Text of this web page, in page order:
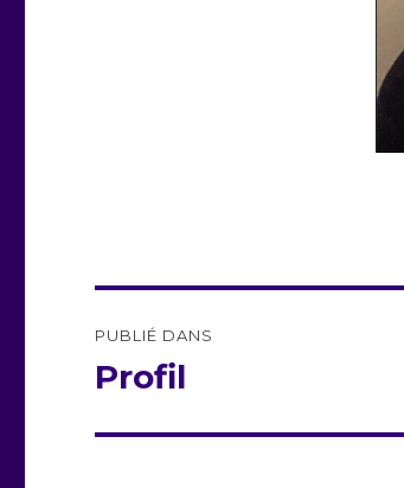
de
PUBLIÉ DANS
Profil